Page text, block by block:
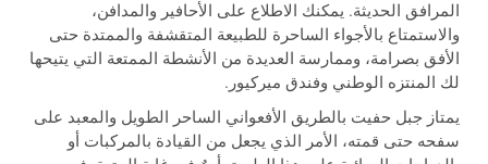
المرافق الحديثة. يمكنك الاطلاع على الأحافير والمدافن،
والاستمتاع بالأجواء الساحرة للطبيعة المتقشفة والممتدة حتى
الأفق بصرامة، وممارسة العديدة من الأنشطة الممتعة التي يتيحها
لك المنتزه الوطني وفندق ميركيور.
يمتاز جبل حفيت بالطريق الأفعواني الساحر الطويل والمعبد على
سفحه حتى قمته، الأمر الذي يجعل من القيادة بالمركبات أو